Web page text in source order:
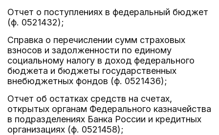
Отчет о поступлениях в федеральный бюджет
(ф. 0521432);
Справка о перечислении сумм страховых
взносов и задолженности по единому
социальному налогу в доход федерального
бюджета и бюджеты государственных
внебюджетных фондов (ф. 0521436);
Отчет об остатках средств на счетах,
открытых органам Федерального казначейства
в подразделениях Банка России и кредитных
организациях (ф. 0521458);